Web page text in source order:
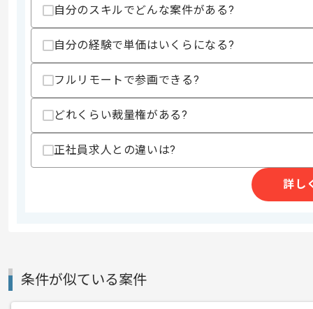
・情報工学、コンピュータサイエンス
歓迎スキル
・SIPやONVIFなどの通信プロトコルを
・Yocto等を用いたLinuxディストリビ
・カメラ等の映像関連機能、または音
スキルに不安がある方へ
上記に似た経験やスキルをお持ちであれば申
エージェントからのコ
拡声放送機器、通信機器などを開発し
自分のスキルでどんな案件がある?
自分の経験で単価はいくらになる?
フルリモートで参画できる?
どれくらい裁量権がある?
正社員求人との違いは?
詳し
条件が似ている案件